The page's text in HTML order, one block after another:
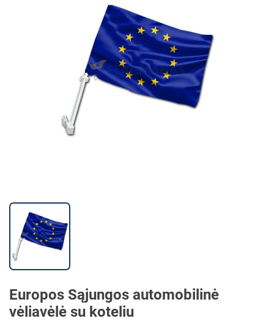
Europos Sąjungos automobilinė
vėliavėlė su koteliu